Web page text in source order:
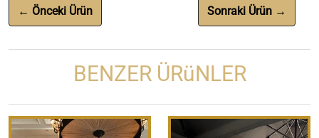
← Önceki Ürün Sonraki Ürün →
BENZER ÜRüNLER